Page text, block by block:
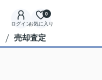
ログインお気に入り
0
売却査定